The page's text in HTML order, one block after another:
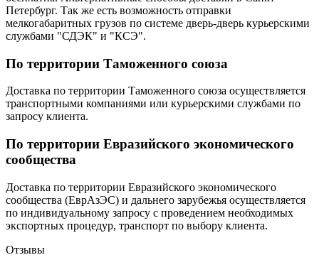
Петербург. Так же есть возможность отправки
мелкогабаритных грузов по системе дверь-дверь курьерскими
службами "СДЭК" и "КСЭ".
По территории Таможенного союза
Доставка по территории Таможенного союза осуществляется
транспортными компаниями или курьерскими службами по
запросу клиента.
По территории Евразийского экономического
сообщества
Доставка по территории Евразийского экономического
сообщества (ЕврАзЭС) и дальнего зарубежья осуществляется
по индивидуальному запросу с проведением необходимых
экспортных процедур, транспорт по выбору клиента.
Отзывы